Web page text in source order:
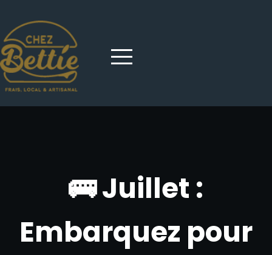
🚌 Juillet :
Embarquez pour